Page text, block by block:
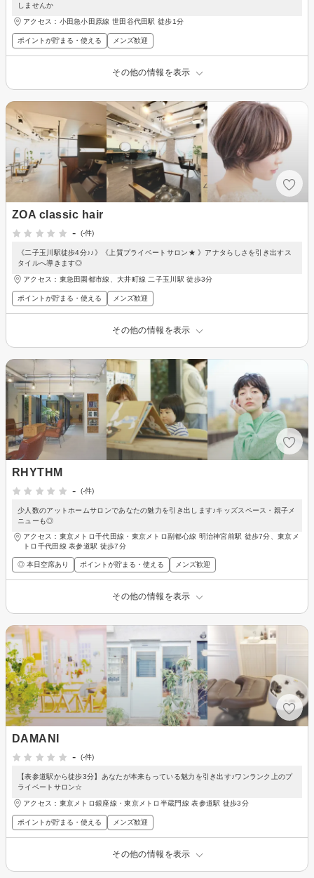
しませんか
アクセス：小田急小田原線 世田谷代田駅 徒歩1分
ポイントが貯まる・使える メンズ歓迎
その他の情報を表示
ZOA classic hair
-
(-件)
《二子玉川駅徒歩4分♪♪》《上質プライベートサロン★ 》アナタらしさを引き出すス
タイルへ導きます◎
アクセス：東急田園都市線、大井町線 二子玉川駅 徒歩3分
ポイントが貯まる・使える メンズ歓迎
その他の情報を表示
RHYTHM
-
(-件)
少人数のアットホームサロンであなたの魅力を引き出します♪キッズスペース・親子メ
ニューも◎
アクセス：東京メトロ千代田線・東京メトロ副都心線 明治神宮前駅 徒歩7分、東京メ
トロ千代田線 表参道駅 徒歩7分
◎ 本日空席あり ポイントが貯まる・使える メンズ歓迎
その他の情報を表示
DAMANI
-
(-件)
【表参道駅から徒歩3分】あなたが本来もっている魅力を引き出す♪ワンランク上のプ
ライベートサロン☆
アクセス：東京メトロ銀座線・東京メトロ半蔵門線 表参道駅 徒歩3分
ポイントが貯まる・使える メンズ歓迎
その他の情報を表示